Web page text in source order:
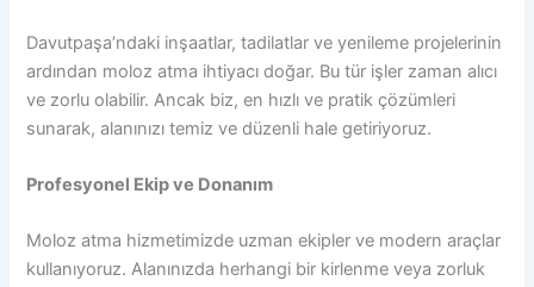
Davutpaşa’ndaki inşaatlar, tadilatlar ve yenileme projelerinin
ardından moloz atma ihtiyacı doğar. Bu tür işler zaman alıcı
ve zorlu olabilir. Ancak biz, en hızlı ve pratik çözümleri
sunarak, alanınızı temiz ve düzenli hale getiriyoruz.
Profesyonel Ekip ve Donanım
Moloz atma hizmetimizde uzman ekipler ve modern araçlar
kullanıyoruz. Alanınızda herhangi bir kirlenme veya zorluk